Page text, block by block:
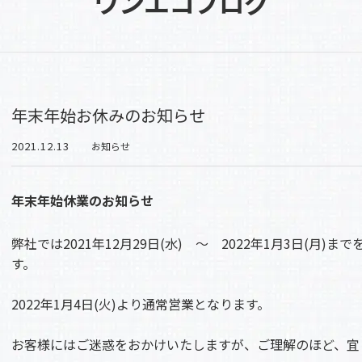
年末年始お休みのお知らせ
2021.12.13 お知らせ
年末年始休業のお知らせ
弊社では2021年12月29日(水) ～ 2022年1月3日(月)まで
す。
2022年1月4日(火)より通常営業となります。
お客様にはご迷惑をおかけいたしますが、ご理解のほど、